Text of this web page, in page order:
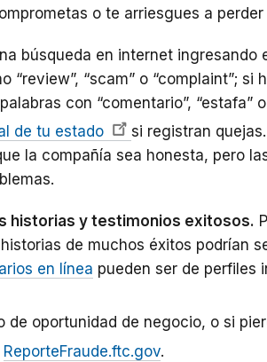
o te arriesgues a
búsqueda en internet ingresando
“review”, “scam” o “complaint”; si
con “comentario”, “estafa”
de tu estado
si registran
la compañía sea honesta, pero
historias y testimonios exitosos.
de muchos éxitos podrían
en línea pueden ser de perfiles
de oportunidad de negocio, o si
ReporteFraude.ftc.gov.